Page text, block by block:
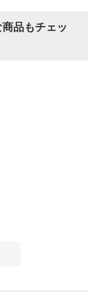
品もチェッ